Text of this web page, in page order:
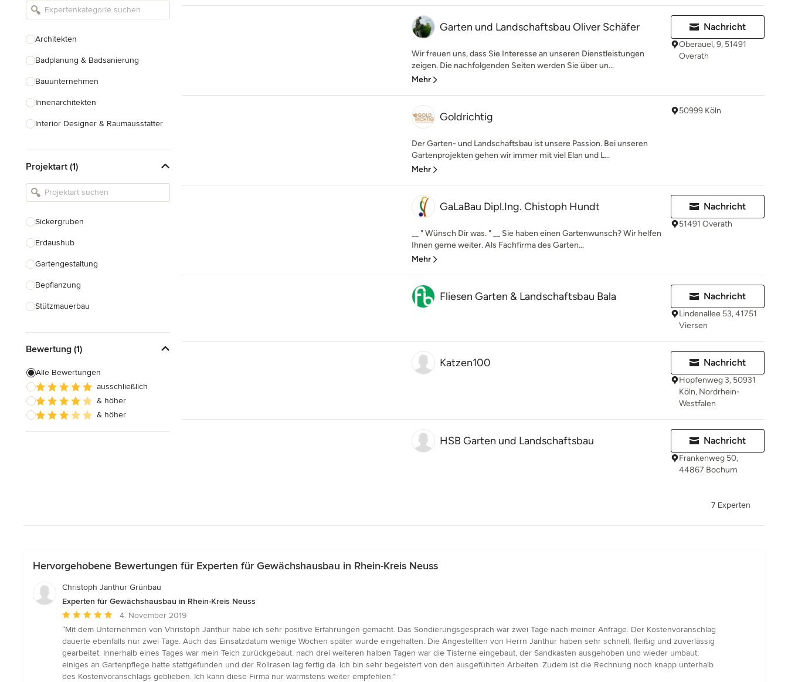
Architekten
Badplanung & Badsanierung
Bauunternehmen
Innenarchitekten
Interior Designer & Raumausstatter
Landschaftsarchitekten
Armaturen & Sanitärbedarf
Einbauschränke
Projektart (1)
Sickergruben
Erdaushub
Gartengestaltung
Bepflanzung
Stützmauerbau
Gewächshausbau
Teichbau
Alle anzeigen
Bewertung (1)
Alle Bewertungen
ausschließlich
& höher
& höher
Garten und Landschaftsbau Oliver Schäfer
Wir freuen uns, dass Sie Interesse an unseren Dienstleistungen
zeigen. Die nachfolgenden Seiten werden Sie über un...
Mehr
Nachricht
Oberauel, 9, 51491
Overath
Goldrichtig
Der Garten- und Landschaftsbau ist unsere Passion. Bei unseren
Gartenprojekten gehen wir immer mit viel Elan und L...
Mehr
50999 Köln
GaLaBau Dipl.Ing. Chistoph Hundt
__ " Wünsch Dir was. " __ Sie haben einen Gartenwunsch? Wir helfen
Ihnen gerne weiter. Als Fachfirma des Garten...
Mehr
Nachricht
51491 Overath
Fliesen Garten & Landschaftsbau Bala Nachricht
Lindenallee 53, 41751
Viersen
Katzen100 Nachricht
Hopfenweg 3, 50931
Köln, Nordrhein-
Westfalen
HSB Garten und Landschaftsbau Nachricht
Frankenweg 50,
44867 Bochum
7 Experten
Hervorgehobene Bewertungen für Experten für Gewächshausbau in Rhein-Kreis Neuss
Christoph Janthur Grünbau
Experten für Gewächshausbau in Rhein-Kreis Neuss
Durchschnittliche
Bewertung:
5
von
5
Sternen
4. November 2019
“Mit dem Unternehmen von Vhristoph Janthur habe ich sehr positive Erfahrungen gemacht. Das Sondierungsgespräch war zwei Tage nach meiner Anfrage. Der Kostenvoranschlag
dauerte ebenfalls nur zwei Tage. Auch das Einsatzdatum wenige Wochen später wurde eingehalten. Die Angestellten von Herrn Janthur haben sehr schnell, fleißig und zuverlässig
gearbeitet. Innerhalb eines Tages war mein Teich zurückgebaut. nach drei weiteren halben Tagen war die Tisterne eingebaut, der Sandkasten ausgehoben und wieder umbaut,
einiges an Gartenpflege hatte stattgefunden und der Rollrasen lag fertig da. Ich bin sehr begeistert von den ausgeführten Arbeiten. Zudem ist die Rechnung noch knapp unterhalb
des Kostenvoranschlags geblieben. Ich kann diese Firma nur wärmstens weiter empfehlen.”